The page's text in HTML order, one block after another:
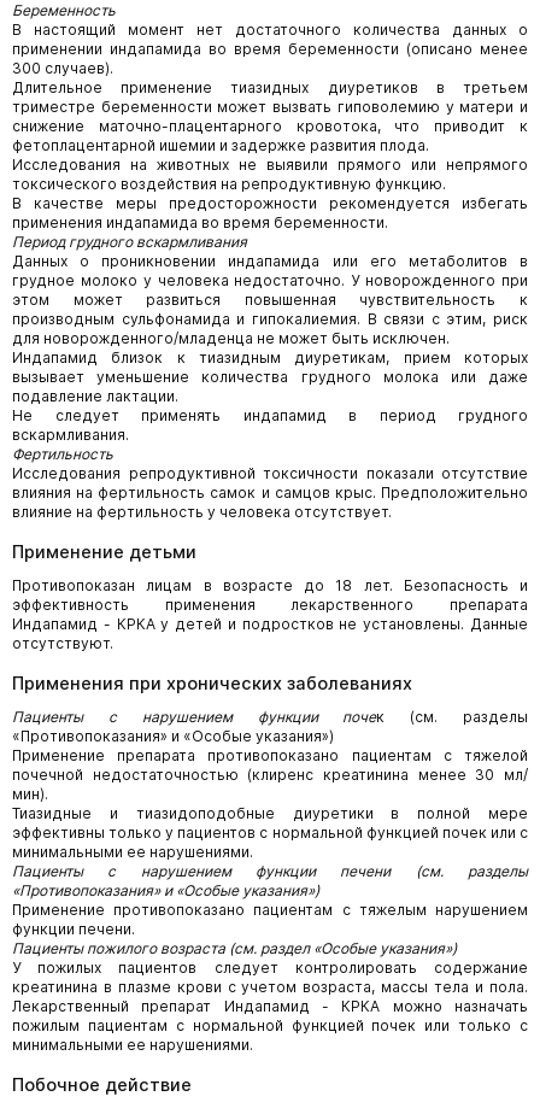
Беременность
В настоящий момент нет достаточного количества данных о
применении индапамида во время беременности (описано менее
300 случаев).
Длительное применение тиазидных диуретиков в третьем
триместре беременности может вызвать гиповолемию у матери и
снижение маточно-плацентарного кровотока, что приводит к
фетоплацентарной ишемии и задержке развития плода.
Исследования на животных не выявили прямого или непрямого
токсического воздействия на репродуктивную функцию.
В качестве меры предосторожности рекомендуется избегать
применения индапамида во время беременности.
Период грудного вскармливания
Данных о проникновении индапамида или его метаболитов в
грудное молоко у человека недостаточно. У новорожденного при
этом может развиться повышенная чувствительность к
производным сульфонамида и гипокалиемия. В связи с этим, риск
для новорожденного/младенца не может быть исключен.
Индапамид близок к тиазидным диуретикам, прием которых
вызывает уменьшение количества грудного молока или даже
подавление лактации.
Не следует применять индапамид в период грудного
вскармливания.
Фертильность
Исследования репродуктивной токсичности показали отсутствие
влияния на фертильность самок и самцов крыс. Предположительно
влияние на фертильность у человека отсутствует.
Применение детьми
Противопоказан лицам в возрасте до 18 лет. Безопасность и
эффективность применения лекарственного препарата
Индапамид - КРКА у детей и подростков не установлены. Данные
отсутствуют.
Применения при хронических заболеваниях
Пациенты с нарушением функции почек (см. разделы
«Противопоказания» и «Особые указания»)
Применение препарата противопоказано пациентам с тяжелой
почечной недостаточностью (клиренс креатинина менее 30 мл/
мин).
Тиазидные и тиазидоподобные диуретики в полной мере
эффективны только у пациентов с нормальной функцией почек или с
минимальными ее нарушениями.
Пациенты с нарушением функции печени (см. разделы
«Противопоказания» и «Особые указания»)
Применение противопоказано пациентам с тяжелым нарушением
функции печени.
Пациенты пожилого возраста (см. раздел «Особые указания»)
У пожилых пациентов следует контролировать содержание
креатинина в плазме крови с учетом возраста, массы тела и пола.
Лекарственный препарат Индапамид - КРКА можно назначать
пожилым пациентам с нормальной функцией почек или только с
минимальными ее нарушениями.
Побочное действие